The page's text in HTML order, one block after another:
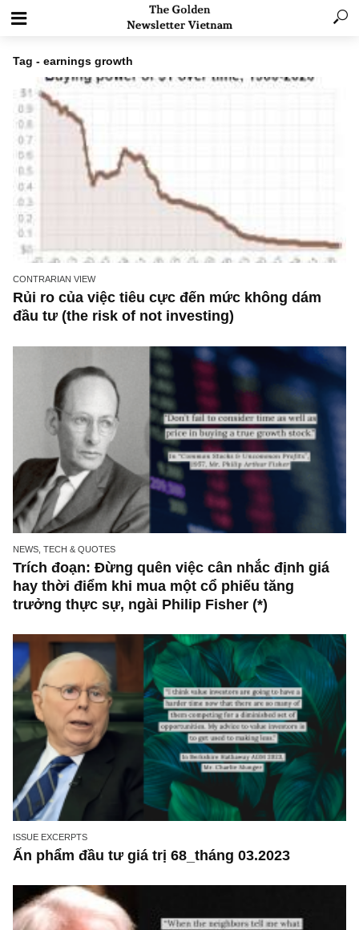
Tag - earnings growth
CONTRARIAN VIEW
đầu tư (the risk of not investing)
NEWS, TECH & QUOTES
Trích đoạn: Đừng quên việc cân nhắc định
hay thời điểm khi mua một cổ phiếu tăng
trưởng thực sự, ngài Philip Fisher (*)